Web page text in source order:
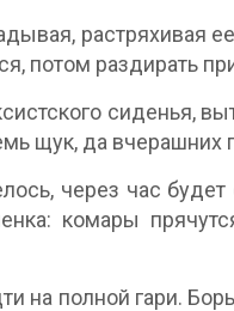
растряхивая
потом раздирать
сиденья,
щук, да вчерашних
через час
комары
на полной гари.